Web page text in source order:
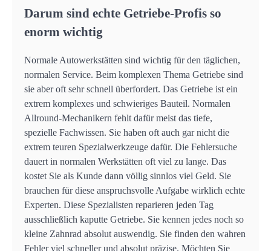
Darum sind echte Getriebe-Profis so
enorm wichtig
Normale Autowerkstätten sind wichtig für den täglichen,
normalen Service. Beim komplexen Thema Getriebe sind
sie aber oft sehr schnell überfordert. Das Getriebe ist ein
extrem komplexes und schwieriges Bauteil. Normalen
Allround-Mechanikern fehlt dafür meist das tiefe,
spezielle Fachwissen. Sie haben oft auch gar nicht die
extrem teuren Spezialwerkzeuge dafür. Die Fehlersuche
dauert in normalen Werkstätten oft viel zu lange. Das
kostet Sie als Kunde dann völlig sinnlos viel Geld. Sie
brauchen für diese anspruchsvolle Aufgabe wirklich echte
Experten. Diese Spezialisten reparieren jeden Tag
ausschließlich kaputte Getriebe. Sie kennen jedes noch so
kleine Zahnrad absolut auswendig. Sie finden den wahren
Fehler viel schneller und absolut präzise. Möchten Sie